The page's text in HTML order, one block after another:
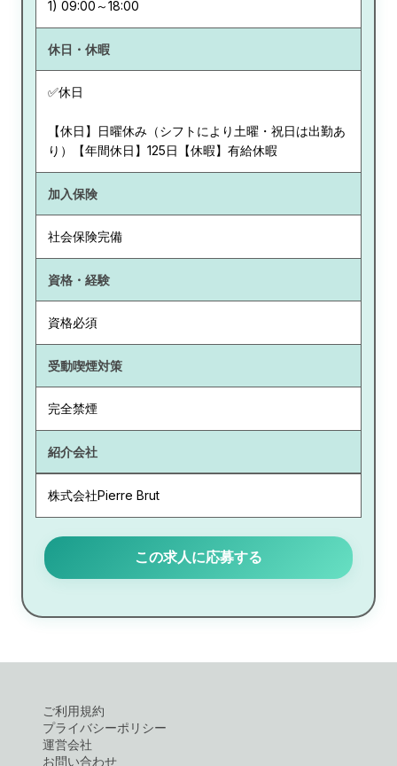
休日・休暇
✅休日
【休日】日曜休み（シフトにより土曜・祝日は出勤あ
り）【年間休日】125日【休暇】有給休暇
加入保険
社会保険完備
資格・経験
資格必須
受動喫煙対策
完全禁煙
紹介会社
株式会社Pierre Brut
この求人に応募する
ご利用規約
プライバシーポリシー
運営会社
お問い合わせ